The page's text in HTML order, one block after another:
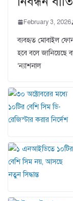
February 3, 2026
ব্যবহৃত মোবাইল ফোন
হবে বলে জানিয়েছে
‘ন্যাশনাল